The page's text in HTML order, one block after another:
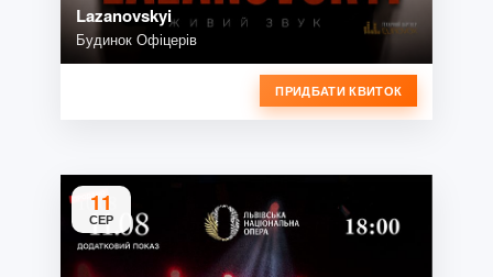
Lazanovskyi
Будинок Офіцерів
ПРИДБАТИ КВИТОК
11
СЕР